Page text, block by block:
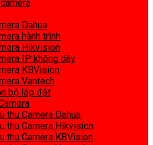
Dahua
hành trình
Hikvision
IP không dây
KBVision
Vantech
bộ lắp đặt
thu Camera Dahua
thu Camera Hikvision
thu Camera KBVision